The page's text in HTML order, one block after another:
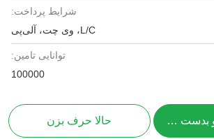
شرایط پرداخت:
L/C، وی چت، آلی‌پی
توانایی تامین:
100000
بهترین قیمت رو بدست بیار حالا حرف بزن